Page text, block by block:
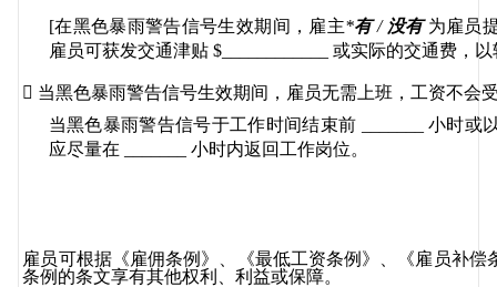
[在黑色暴雨警告信号生效期间，雇主*有 / 没有 为雇员
雇员可获发交通津贴 $____________ 或实际的交通费，
 当黑色暴雨警告信号生效期间，雇员无需上班，工资不会
当黑色暴雨警告信号于工作时间结束前
小时或
应尽量在
小时内返回工作岗位。
雇员可根据《雇佣条例》、《最低工资条例》、《雇员补偿
条例的条文享有其他权利、利益或保障。